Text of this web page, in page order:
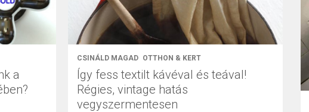
a
CSINÁLD MAGAD OTTHON & KERT
Így fess textilt kávéval és teával!
Régies, vintage hatás
vegyszermentesen